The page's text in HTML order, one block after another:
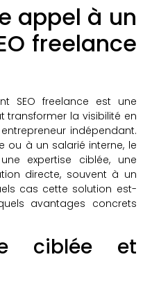
appel à un
freelance
SEO freelance est une
transformer la visibilité en
entrepreneur indépendant.
ou à un salarié interne, le
expertise ciblée, une
directe, souvent à un
cas cette solution est-
avantages concrets
ciblée et